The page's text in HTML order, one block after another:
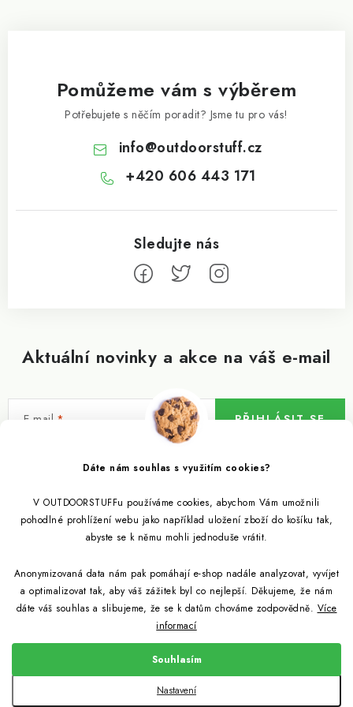
Dáte nám souhlas s využitím cookies?
V OUTDOORSTUFFu používáme cookies, abychom Vám umožnili
pohodlné prohlížení webu jako například uložení zboží do košíku tak,
abyste se k němu mohli jednoduše vrátit.
Anonymizovaná data nám pak pomáhají e-shop nadále analyzovat, vyvíjet
a optimalizovat tak, aby váš zážitek byl co nejlepší. Děkujeme, že nám
dáte váš souhlas a slibujeme, že se k datům chováme zodpovědně. Více
informací
Nastavení
Souhlasím
Aktuální novinky a akce na váš e-mail
E-mail
Vložením e-mailu souhlasíte spodmínkami ochrany osobních údajů
PŘIHLÁSIT SE
Pomůžeme vám s výběrem
Potřebujete s něčím poradit? Jsme tu pro vás!
info@outdoorstuff.cz
+420 606 443 171
Informace pro vás
Outdoor blog
Věrnostní program
Reklamace
Způsob dopravy a platby
Citronela a její účinky
Binchotan a jeho čistící vlastnosti
Outdoor poradna
Udržitelně a s přírodou
Snažíme se co nejlépe jak pro zákazníky, tak pro přírodu
Vytvořil Shoptet
Outdoorstuff.cz. Všechna práva vyhrazena.